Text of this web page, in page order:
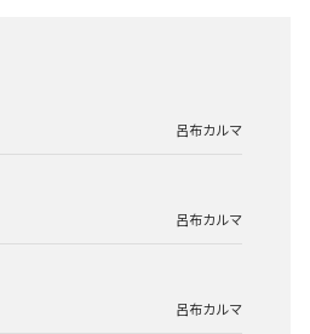
呂布カルマ
呂布カルマ
呂布カルマ